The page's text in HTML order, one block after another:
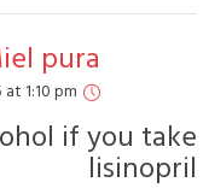
can you